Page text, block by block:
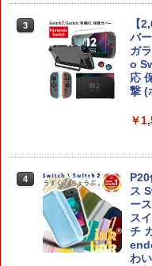
￥
ニ
ン
￥
【
ト
￥
【
マ
S5
s
￥
4
劇
窩
￥
剣
し
￥
3
【
バ
ガ
o
応
撃 (
￥
4
ス
ー
ス
チ
わ